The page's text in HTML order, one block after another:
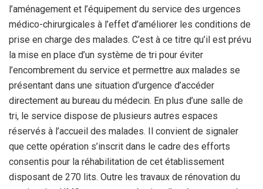
l’aménagement et l’équipement du service des urgences
médico-chirurgicales à l’effet d’améliorer les conditions de
prise en charge des malades. C’est à ce titre qu’il est prévu
la mise en place d’un système de tri pour éviter
l’encombrement du service et permettre aux malades se
présentant dans une situation d’urgence d’accéder
directement au bureau du médecin. En plus d’une salle de
tri, le service dispose de plusieurs autres espaces
réservés à l’accueil des malades. Il convient de signaler
que cette opération s’inscrit dans le cadre des efforts
consentis pour la réhabilitation de cet établissement
disposant de 270 lits. Outre les travaux de rénovation du